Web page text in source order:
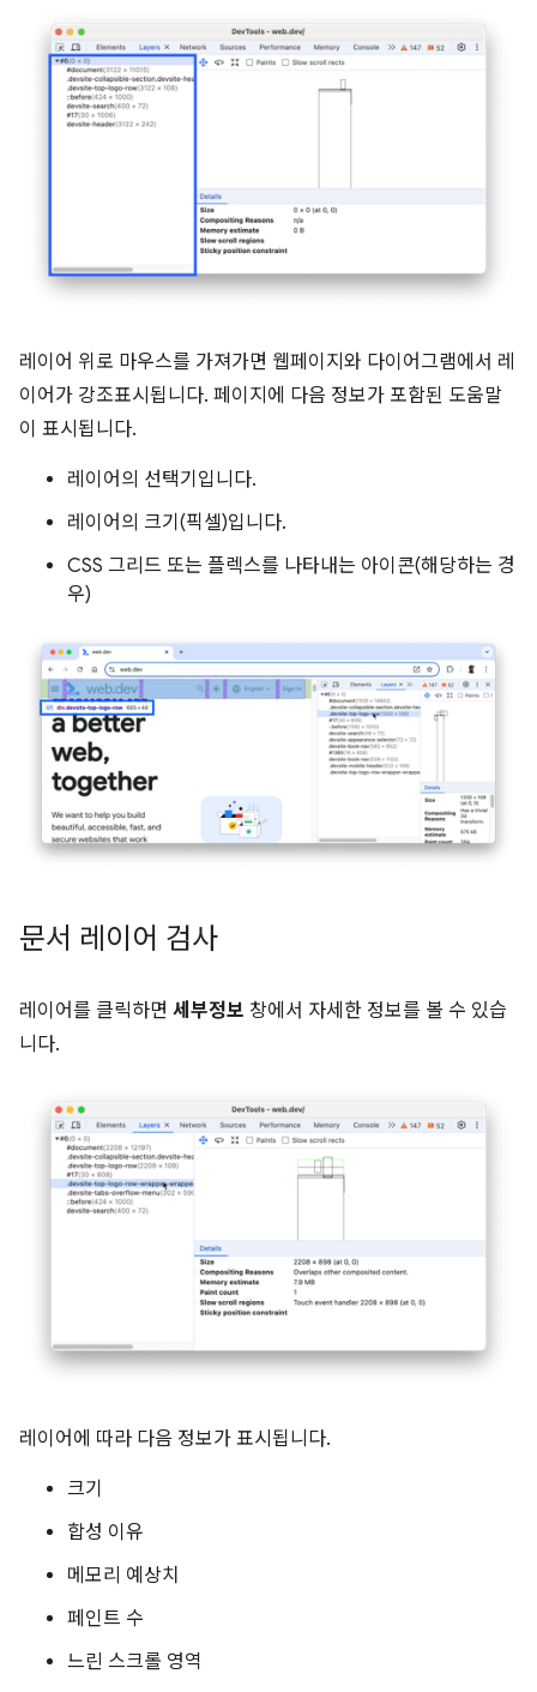
레이어 위로 마우스를 가져가면 웹페이지와 다이어그램에서 레
이어가 강조표시됩니다. 페이지에 다음 정보가 포함된 도움말
이 표시됩니다.
레이어의 선택기입니다.
레이어의 크기(픽셀)입니다.
CSS 그리드 또는 플렉스를 나타내는 아이콘(해당하는 경
우)
문서 레이어 검사
레이어를 클릭하면 세부정보 창에서 자세한 정보를 볼 수 있습
니다.
레이어에 따라 다음 정보가 표시됩니다.
크기
합성 이유
메모리 예상치
페인트 수
느린 스크롤 영역